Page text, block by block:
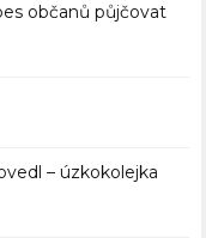
občanů půjčovat
– úzkokolejka